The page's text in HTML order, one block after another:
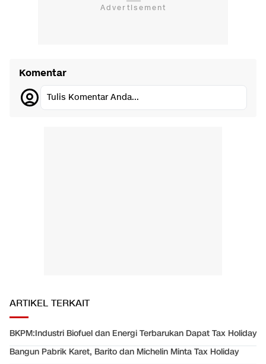
Komentar
Tulis Komentar Anda...
ARTIKEL TERKAIT
BKPM:Industri Biofuel dan Energi Terbarukan Dapat Tax Holiday
Bangun Pabrik Karet, Barito dan Michelin Minta Tax Holiday